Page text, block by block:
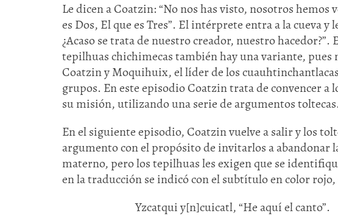
Le dicen a Coatzin: “No nos has visto, nosotros hemos
es Dos, El que es Tres”. El intérprete entra a la cueva y
¿Acaso se trata de nuestro creador, nuestro
tepilhuas chichimecas también hay una variante,
Coatzin y Moquihuix, el líder de los
grupos. En este episodio Coatzin trata de convencer
su misión, utilizando una serie de argumentos
En el siguiente episodio, Coatzin vuelve a salir y los
argumento con el propósito de invitarlos a abandonar
materno, pero los tepilhuas les exigen que se
en la traducción se indicó con el subtítulo en color
Yzcatqui y[n]cuicatl, “He aquí el canto”.